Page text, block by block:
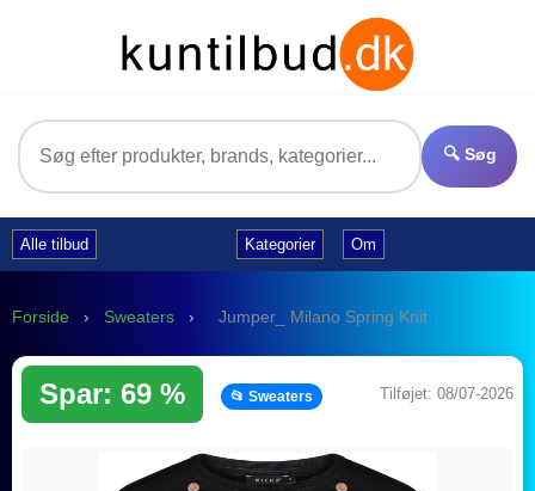
🔍 Søg
Alle tilbud Kategorier Om
Forside › Sweaters › Jumper_ Milano Spring Knit
Spar: 69 % 📂 Sweaters Tilføjet: 08/07-2026